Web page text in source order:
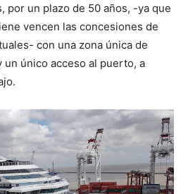
por un plazo de 50 años, -ya que
vencen las concesiones de
con una zona única de
un único acceso al puerto, a